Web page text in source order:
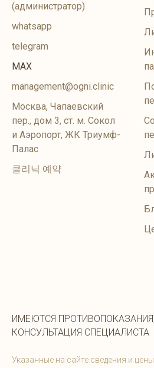
(администратор)
whatsapp
telegram
MAX
management@ogni.clinic
Москва, Чапаевский
пер., дом 3, ст. м. Сокол
и Аэропорт, ЖК Триумф-
Палас
클리닉 예약
ИМЕЮТСЯ
КОНСУЛЬТАЦИЯ СПЕЦИАЛИСТА
Указанные на сайте сведения и